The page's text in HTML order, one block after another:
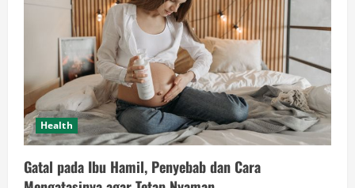
Health
Gatal pada Ibu Hamil, Penyebab dan Cara